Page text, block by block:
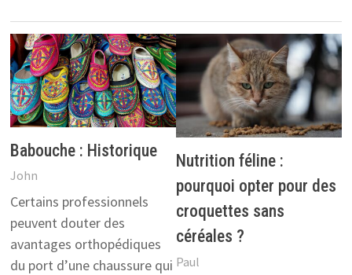
Babouche : Historique
John
Certains professionnels
peuvent douter des
avantages orthopédiques
du port d’une chaussure qui
Nutrition féline :
pourquoi opter pour des
croquettes sans
céréales ?
Paul